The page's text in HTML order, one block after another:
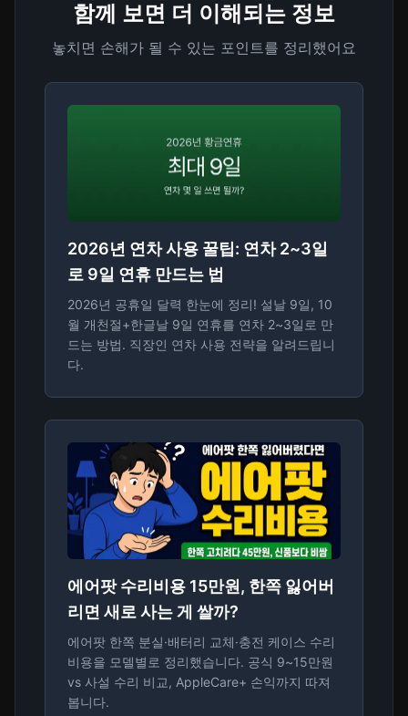
함께 보면 더 이해되는 정보
놓치면 손해가 될 수 있는 포인트를 정리했어요
2026년 연차 사용 꿀팁: 연차 2~3일
로 9일 연휴 만드는 법
2026년 공휴일 달력 한눈에 정리! 설날 9일, 10
월 개천절+한글날 9일 연휴를 연차 2~3일로 만
드는 방법. 직장인 연차 사용 전략을 알려드립니
다.
에어팟 수리비용 15만원, 한쪽 잃어버
리면 새로 사는 게 쌀까?
에어팟 한쪽 분실·배터리 교체·충전 케이스 수리
비용을 모델별로 정리했습니다. 공식 9~15만원
vs 사설 수리 비교, AppleCare+ 손익까지 따져
봅니다.